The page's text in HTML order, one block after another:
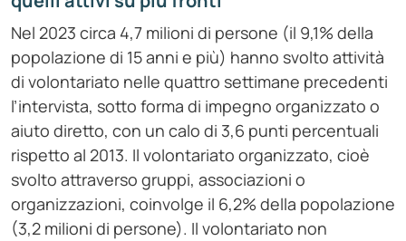
Nel 2023 circa 4,7 milioni di persone (il 9,1% della
popolazione di 15 anni e più) hanno svolto attività
di volontariato nelle quattro settimane precedenti
l’intervista, sotto forma di impegno organizzato o
aiuto diretto, con un calo di 3,6 punti percentuali
rispetto al 2013. Il volontariato organizzato, cioè
svolto attraverso gruppi, associazioni o
organizzazioni, coinvolge il 6,2% della popolazione
(3,2 milioni di persone). Il volontariato non